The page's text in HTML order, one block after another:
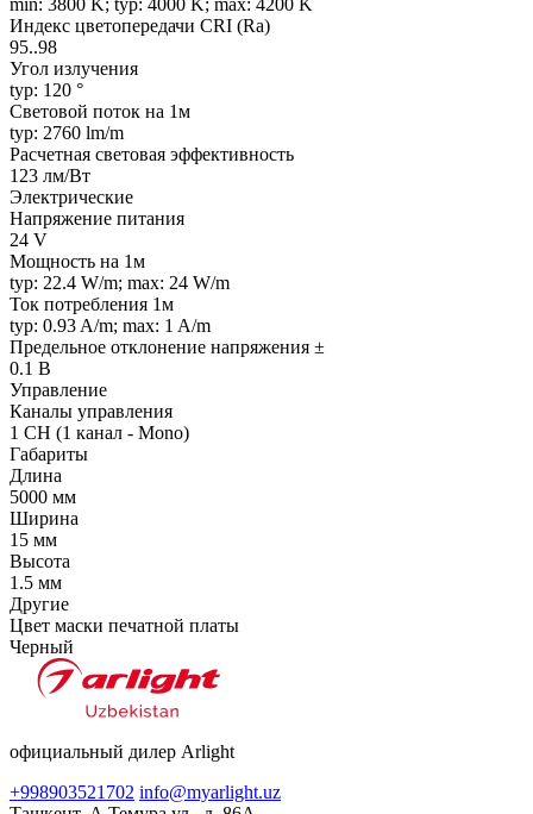
min: 3800 K; typ: 4000 K; max: 4200 K
Индекс цветопередачи CRI (Ra)
95..98
Угол излучения
typ: 120 °
Световой поток на 1м
typ: 2760 lm/m
Расчетная световая эффективность
123 лм/Вт
Электрические
Напряжение питания
24 V
Мощность на 1м
typ: 22.4 W/m; max: 24 W/m
Ток потребления 1м
typ: 0.93 A/m; max: 1 A/m
Предельное отклонение напряжения ±
0.1 В
Управление
Каналы управления
1 CH (1 канал - Mono)
Габариты
Длина
5000 мм
Ширина
15 мм
Высота
1.5 мм
Другие
Цвет маски печатной платы
Черный
официальный дилер Arlight
+998903521702 info@myarlight.uz